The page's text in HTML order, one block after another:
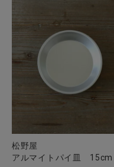
松野屋
アルマイトパイ皿 15cm